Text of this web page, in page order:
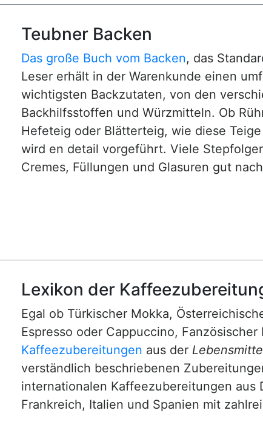
Teubner Backen
Das große Buch vom Backen, das
Leser erhält in der Warenkunde einen
wichtigsten Backzutaten, von den
Backhilfsstoffen und Würzmitteln. Ob
Hefeteig oder Blätterteig, wie diese
wird en detail vorgeführt. Viele
Cremes, Füllungen und Glasuren gut
Lexikon der
Egal ob Türkischer Mokka,
Espresso oder Cappuccino,
Kaffeezubereitungen aus der
verständlich beschriebenen
internationalen Kaffeezubereitungen aus
Frankreich, Italien und Spanien mit